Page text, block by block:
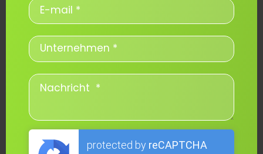
protected by reCAPTCHA